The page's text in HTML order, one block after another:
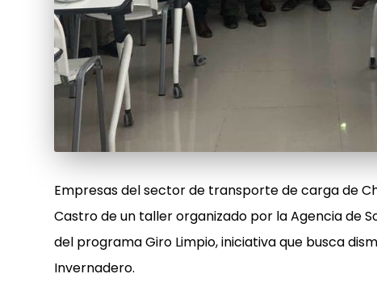
Empresas del sector de transporte de carga de
Castro de un taller organizado por la Agencia de
del programa Giro Limpio, iniciativa que busca
Invernadero.